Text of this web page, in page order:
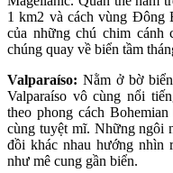
1 km2 và cách vùng Đông
của những chú chim cánh
chúng quay về biển tầm
Valparaíso: Nằm ở bờ
Valparaíso vô cùng nổi
theo phong cách
cùng tuyệt mĩ. Những ngôi
đồi khác nhau hướng nhìn
như mê cung gần biển.